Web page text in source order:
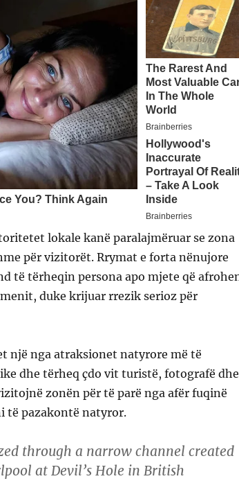
lokale kanë paralajmëruar se zona
për vizitorët. Rrymat e forta nënujore
të tërheqin persona apo mjete që
duke krijuar rrezik serioz për
një nga atraksionet natyrore më të
dhe tërheq çdo vit turistë, fotografë dhe
zonën për të parë nga afër fuqinë
të pazakontë natyror.
through a narrow channel created
at Devil’s Hole in British